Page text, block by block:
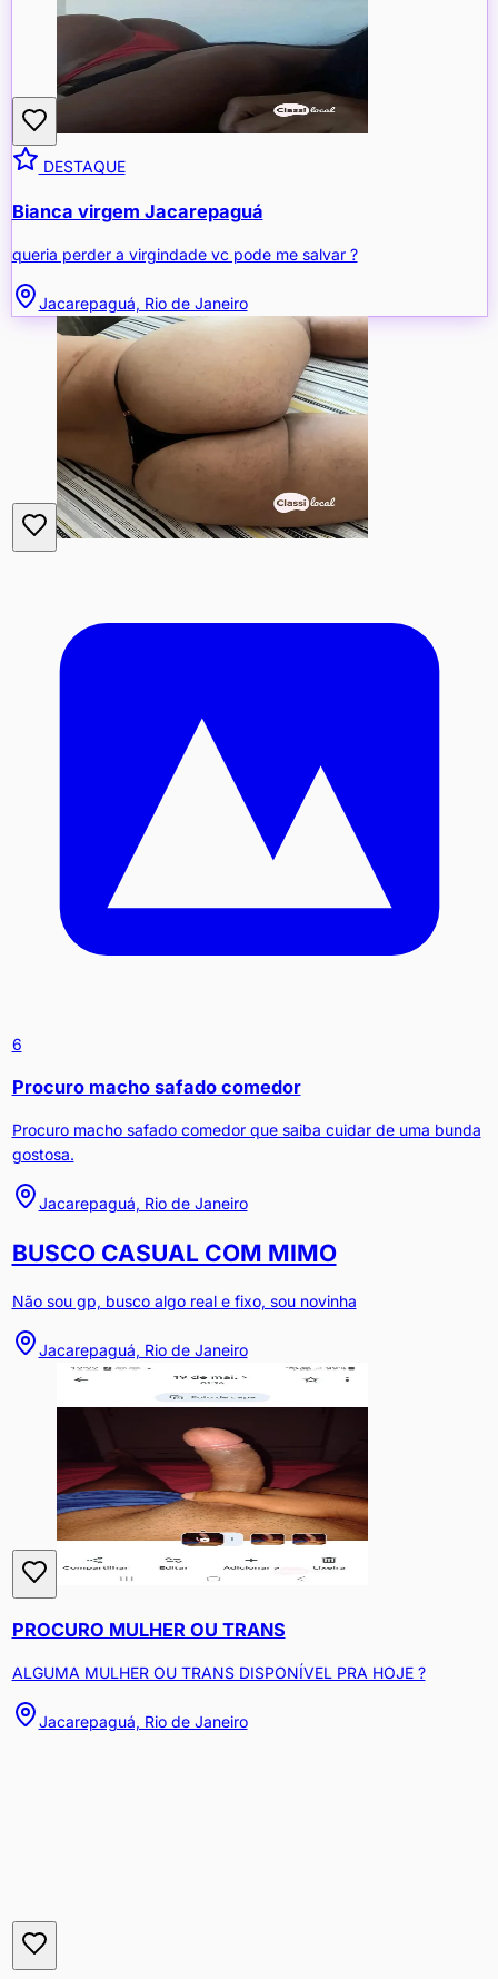
DESTAQUE
Bianca virgem Jacarepaguá
queria perder a virgindade vc pode me salvar ?
Jacarepaguá, Rio de Janeiro
6
Procuro macho safado comedor
Procuro macho safado comedor que saiba cuidar de uma bunda
gostosa.
Jacarepaguá, Rio de Janeiro
BUSCO CASUAL COM MIMO
Não sou gp, busco algo real e fixo, sou novinha
Jacarepaguá, Rio de Janeiro
PROCURO MULHER OU TRANS
ALGUMA MULHER OU TRANS DISPONÍVEL PRA HOJE ?
Jacarepaguá, Rio de Janeiro